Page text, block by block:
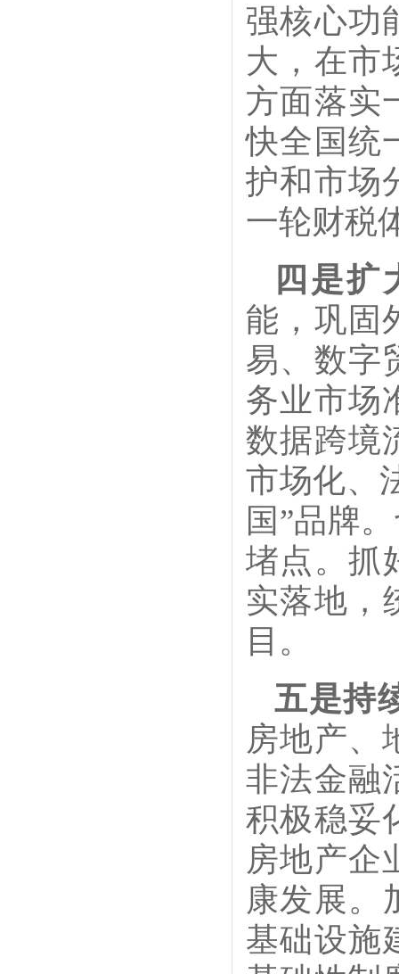
强核心功
大，在市
方面落实
快全国统
护和市场
一轮财税
四是扩
能，巩固
易、数字
务业市场
数据跨境
市场化、
国”品牌
堵点。抓
实落地，
目。
五是持
房地产、
非法金融
积极稳妥
房地产企
康发展。
基础设施